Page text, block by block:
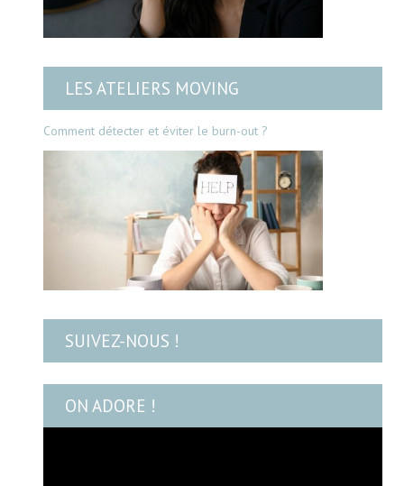
LES ATELIERS MOVING
Comment détecter et éviter le burn-out ?
SUIVEZ-NOUS !
ON ADORE !